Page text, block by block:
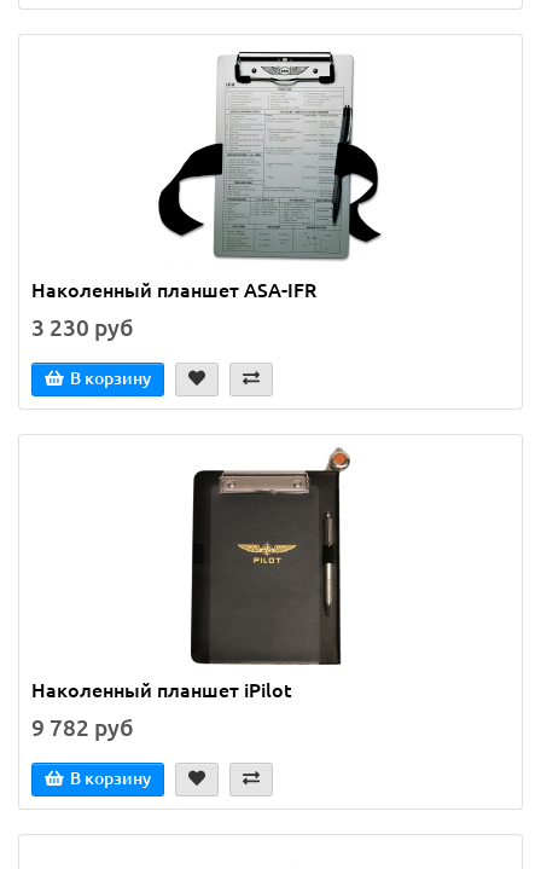
Наколенный планшет ASA-IFR
3 230 руб
В корзину
Наколенный планшет iPilot
9 782 руб
В корзину